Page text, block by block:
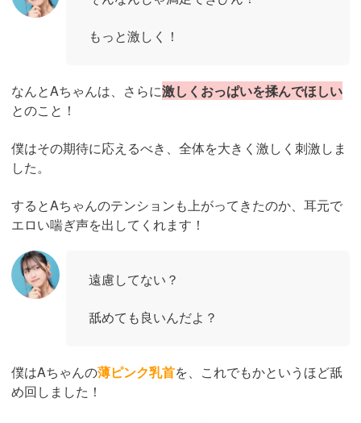
もっと激しく！
なんとAちゃんは、さらに激しくおっぱいを揉んでほしい
とのこと！
僕はその期待に応えるべき、全体を大きく激しく刺激しま
した。
するとAちゃんのテンションも上がってきたのか、耳元で
エロい喘ぎ声を出してくれます！
遠慮してない？
舐めても良いんだよ？
僕はAちゃんの薄ピンク乳首を、これでもかというほど舐
め回しました！